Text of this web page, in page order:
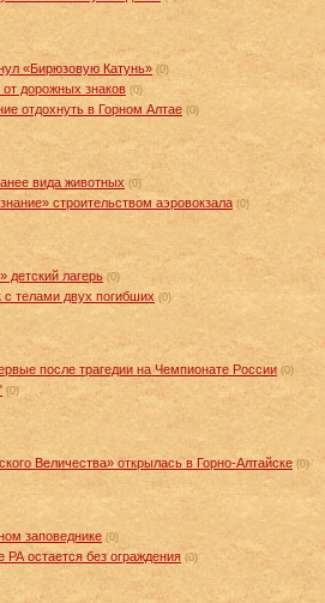
«Бирюзовую Катунь» (0)
дорожных знаков (0)
отдохнуть в Горном Алтае (0)
вида животных (0)
строительством аэровокзала (0)
детский лагерь (0)
с телами двух погибших (0)
после трагедии на Чемпионате России (0)
(0)
Величества» открылась в Горно-Алтайске (0)
заповеднике (0)
остается без ограждения (0)